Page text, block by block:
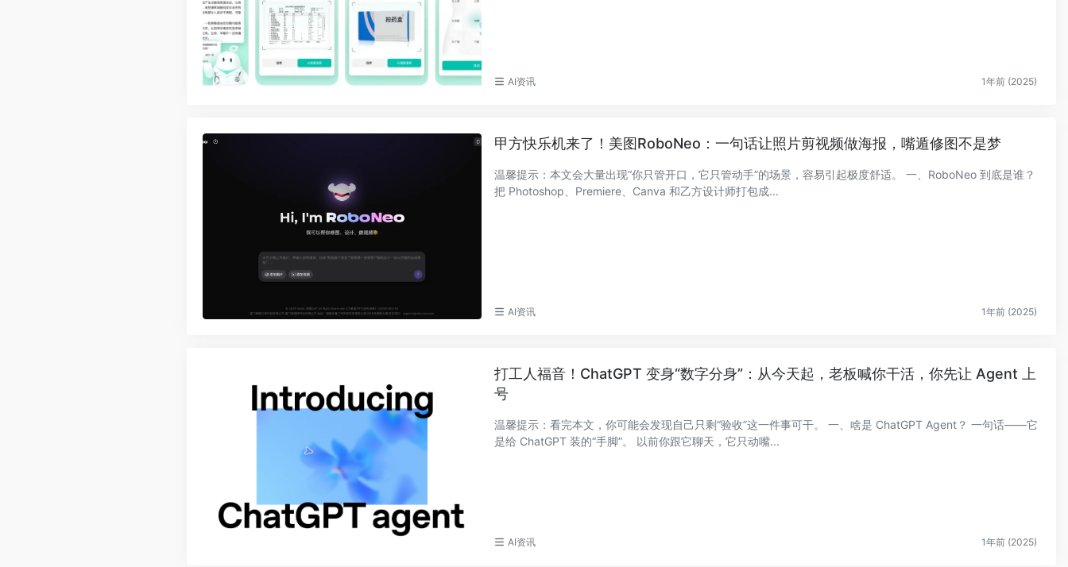
AI资讯 1年前 (2025)
甲方快乐机来了！美图RoboNeo：一句话让照片剪视频做海报，嘴遁修图不是梦
温馨提示：本文会大量出现“你只管开口，它只管动手”的场景，容易引起极度舒适。 一、RoboNeo 到底是谁？
把 Photoshop、Premiere、Canva 和乙方设计师打包成...
AI资讯 1年前 (2025)
打工人福音！ChatGPT 变身“数字分身”：从今天起，老板喊你干活，你先让 Agent 上
号
温馨提示：看完本文，你可能会发现自己只剩“验收”这一件事可干。 一、啥是 ChatGPT Agent？ 一句话——它
是给 ChatGPT 装的“手脚”。 以前你跟它聊天，它只动嘴...
AI资讯 1年前 (2025)